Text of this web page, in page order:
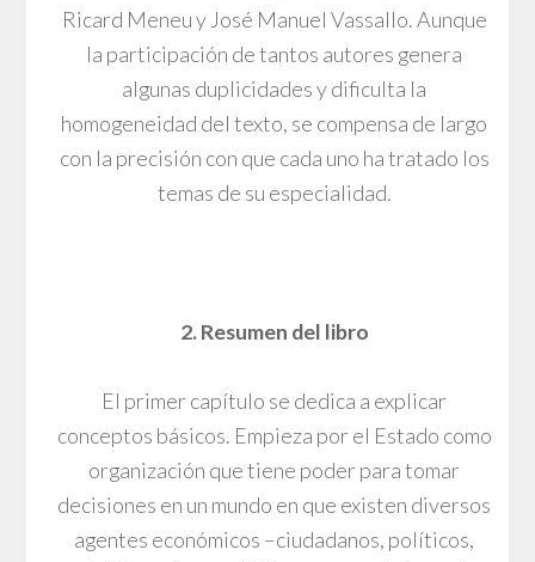
Ricard Meneu y José Manuel Vassallo. Aunque
la participación de tantos autores genera
algunas duplicidades y dificulta la
homogeneidad del texto, se compensa de largo
con la precisión con que cada uno ha tratado los
temas de su especialidad.
2. Resumen del libro
El primer capítulo se dedica a explicar
conceptos básicos. Empieza por el Estado como
organización que tiene poder para tomar
decisiones en un mundo en que existen diversos
agentes económicos –ciudadanos, políticos,